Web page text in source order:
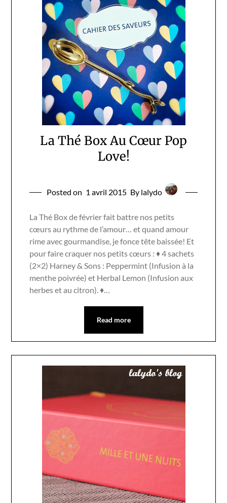
La Thé Box Au Cœur Pop
Love!
Posted on 1 avril 2015 By lalydo
La Thé Box de février fait battre nos petits
cœurs au rythme de l’amour… et quand amour
rime avec gourmandise, je fonce tête baissée! Et
pour faire craquer nos petits cœurs : ♦ 4 sachets
(2×2) Harney & Sons : Peppermint (Infusion à la
menthe poivrée) et Herbal Lemon (Infusion aux
herbes et au citron). ♦…
Read more